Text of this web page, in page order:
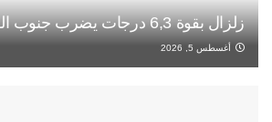
زلزال بقوة 6,3 درجات يضرب جنوب الفيليبين
أغسطس 5, 2026